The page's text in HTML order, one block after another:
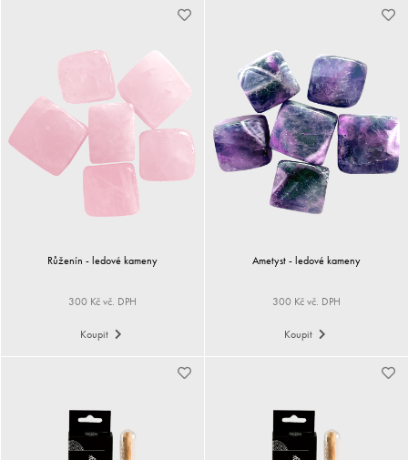
Růženín - ledové kameny
300 Kč vč. DPH
Koupit
Ametyst - ledové kameny
300 Kč vč. DPH
Koupit